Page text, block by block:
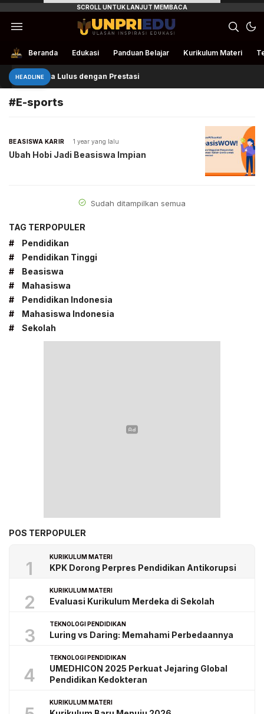
UnpriEdu
Ulasan Inspirasi Edukasi
Beranda Edukasi Panduan Belajar Kurikulum Materi
HEADLINEEllita Lulus dengan Prestasi
#E-sports
BEASISWA KARIR 1 year yang lalu
Ubah Hobi Jadi Beasiswa Impian
Sudah ditampilkan semua
TAG TERPOPULER
#
Pendidikan
#
Pendidikan Tinggi
#
Beasiswa
#
Mahasiswa
#
Pendidikan Indonesia
#
Mahasiswa Indonesia
#
Sekolah
POS TERPOPULER
1
KURIKULUM MATERI
KPK Dorong Perpres Pendidikan Antikorupsi
2
KURIKULUM MATERI
Evaluasi Kurikulum Merdeka di Sekolah
3
TEKNOLOGI PENDIDIKAN
Luring vs Daring: Memahami Perbedaannya
4
TEKNOLOGI PENDIDIKAN
UMEDHICON 2025 Perkuat Jejaring Global
Pendidikan Kedokteran
KURIKULUM MATERI